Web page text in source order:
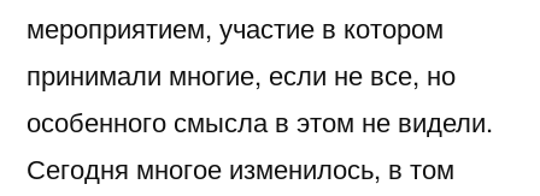
мероприятием, участие в котором
принимали многие, если не все, но
особенного смысла в этом не видели.
Сегодня многое изменилось, в том